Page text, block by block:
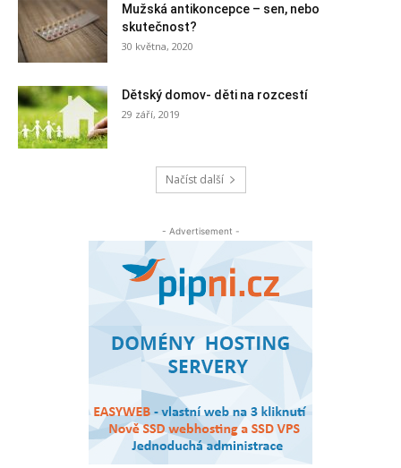
Mužská antikoncepce – sen, nebo
skutečnost?
30 května, 2020
Dětský domov- děti na rozcestí
29 září, 2019
Načíst další
- Advertisement -